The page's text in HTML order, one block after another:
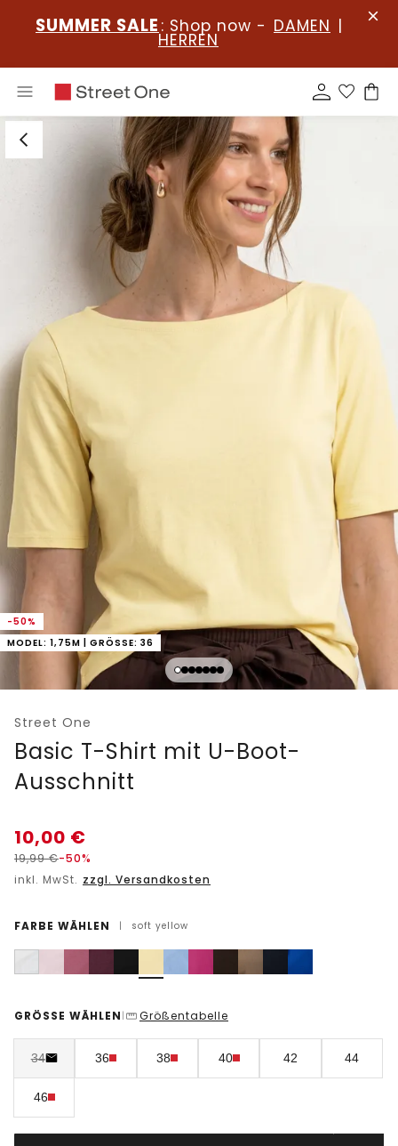
SUMMER SALE : Shop now - DAMEN |
HERREN
-50%
MODEL: 1,75M | GRÖSSE: 36
Street One
Basic T-Shirt mit U-Boot-
Ausschnitt
10,00 €
19,99€-50%
inkl. MwSt. zzgl. Versandkosten
FARBE WÄHLEN | soft yellow
GRÖSSE WÄHLEN | Größentabelle
34 36 38 40 42 44
46